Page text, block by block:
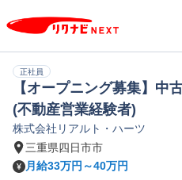
正社員
【オープニング募集】中
(不動産営業経験者)
株式会社リアルト・ハーツ
三重県四日市市
月給33万円～40万円